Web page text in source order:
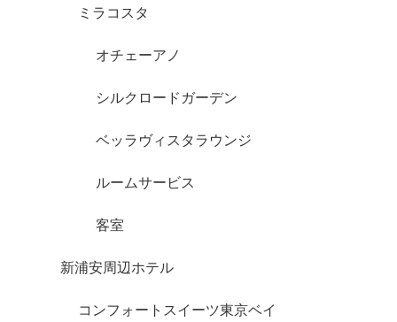
ミラコスタ
オチェーアノ
シルクロードガーデン
ベッラヴィスタラウンジ
ルームサービス
客室
新浦安周辺ホテル
コンフォートスイーツ東京ベイ